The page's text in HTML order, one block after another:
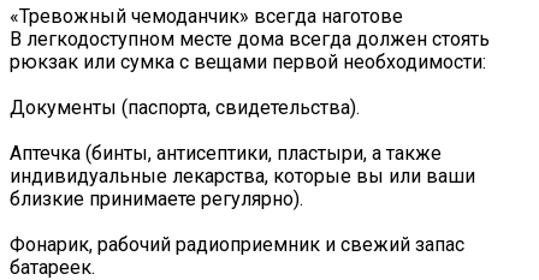
«Тревожный чемоданчик» всегда наготове
В легкодоступном месте дома всегда должен стоять
рюкзак или сумка с вещами первой необходимости:
Документы (паспорта, свидетельства).
Аптечка (бинты, антисептики, пластыри, а также
индивидуальные лекарства, которые вы или ваши
близкие принимаете регулярно).
Фонарик, рабочий радиоприемник и свежий запас
батареек.